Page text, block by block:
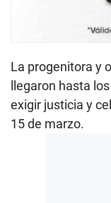
La progenitora y
llegaron hasta
exigir justicia y
15 de marzo.